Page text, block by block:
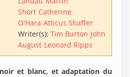
Short Catherine
O'Hara Atticus Shaffer
Writer(s): Tim Burton John
August Leonard Ripps
et blanc, et adaptation du